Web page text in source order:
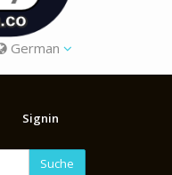
German
Signin
Suche